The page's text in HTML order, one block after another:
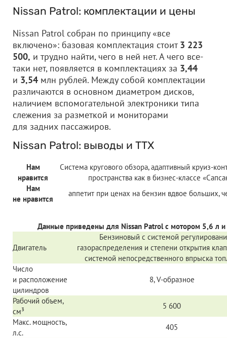
Nissan Patrol: комплектации и цены
Nissan Patrol собран по принципу «все
включено»: базовая комплектация стоит3 223
500, и трудно найти, чего в ней нет. А чего все-
таки нет, появляется в комплектациях за 3,44
и 3,54 млн рублей. Между собой комплектации
различаются в основном диаметром дисков,
наличием вспомогательной электроники типа
слежения за разметкой и мониторами
для задних пассажиров.
Nissan Patrol: выводы и ТТХ
Нам
нравится
Система кругового обзора, адаптивный круиз-
пространства как в бизнес-классе
Нам
не нравится
аппетит при ценах на бензин вдвое больших,
Данные приведены для Nissan Patrol с мотором 5,6 л
Двигатель
Бензиновый с системой
газораспределения и степени открытия
системой непосредственного впрыска
Число
и расположение
цилиндров
8,V-образное
Рабочий объем,
см³
5 600
Макс. мощность,
л.с.
405